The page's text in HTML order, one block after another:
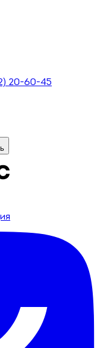
20-60-45